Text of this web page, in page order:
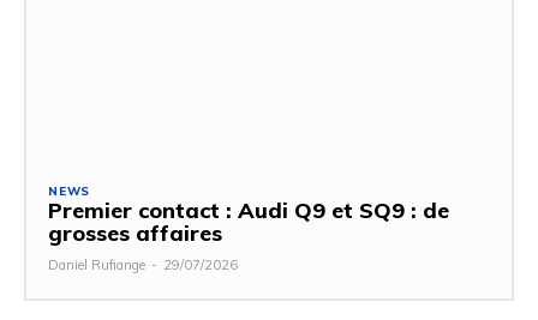
NEWS
Premier contact : Audi Q9 et SQ9 : de
grosses affaires
Daniel Rufiange - 29/07/2026